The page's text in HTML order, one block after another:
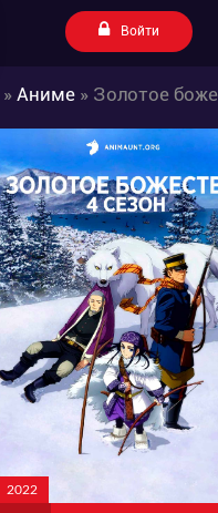
Войти
» Аниме » Золотое
2022